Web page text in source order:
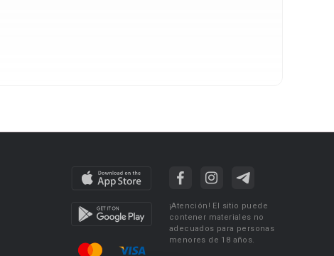
¡Atención! El sitio puede
contener materiales no
adecuados para personas
menores de 18 años.